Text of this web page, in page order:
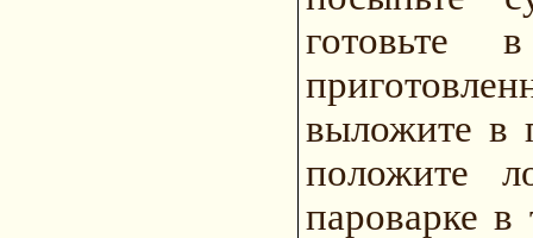
готовьте
выложите в
положите
пароварке